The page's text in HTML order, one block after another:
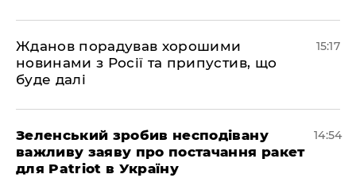
Жданов порадував хорошими
новинами з Росії та припустив, що
буде далі
15:17
Зеленський зробив несподівану
важливу заяву про постачання ракет
для Patriot в Україну
14:54